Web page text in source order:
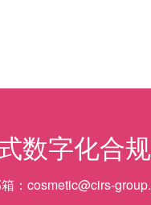
数字化合
： cosmetic@cirs-